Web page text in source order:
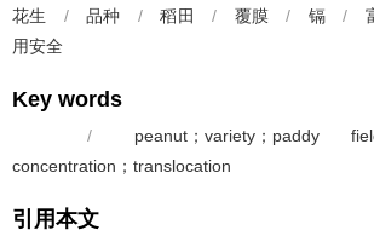
花生 / 品种 / 稻田 / 覆膜 / 镉 /
用安全
Key words
/
peanut；variety；paddy field
concentration；translocation
引用本文